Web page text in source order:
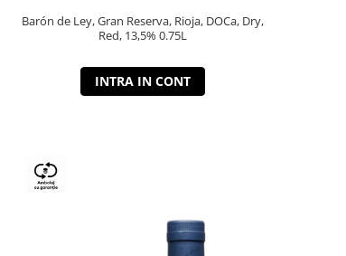
Barón de Ley, Gran Reserva, Rioja, DOCa, Dry,
Red, 13,5% 0.75L
INTRA IN CONT